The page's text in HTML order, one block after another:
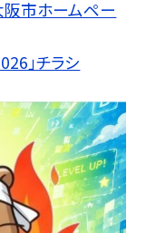
市ホームペー
」チラシ